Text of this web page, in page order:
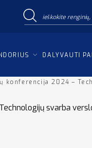
DALYVAUTI
konferencija 2024 –